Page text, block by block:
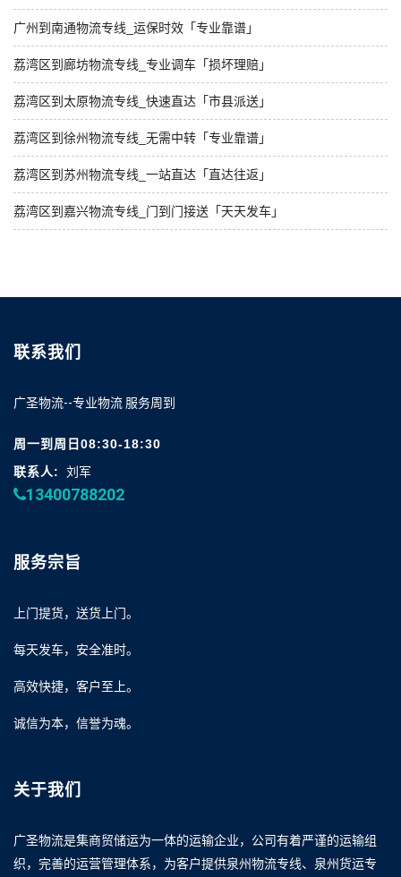
广州到南通物流专线_运保时效「专业靠谱」
荔湾区到廊坊物流专线_专业调车「损坏理赔」
荔湾区到太原物流专线_快速直达「市县派送」
荔湾区到徐州物流专线_无需中转「专业靠谱」
荔湾区到苏州物流专线_一站直达「直达往返」
荔湾区到嘉兴物流专线_门到门接送「天天发车」
联系我们
广圣物流--专业物流 服务周到
周一到周日08:30-18:30
联系人:
刘军
13400788202
服务宗旨
上门提货，送货上门。
每天发车，安全准时。
高效快捷，客户至上。
诚信为本，信誉为魂。
关于我们
广圣物流是集商贸储运为一体的运输企业，公司有着严谨的运输组
织，完善的运营管理体系，为客户提供泉州物流专线、泉州货运专